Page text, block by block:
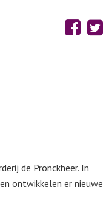
de Pronckheer. In
ontwikkelen er nieuwe